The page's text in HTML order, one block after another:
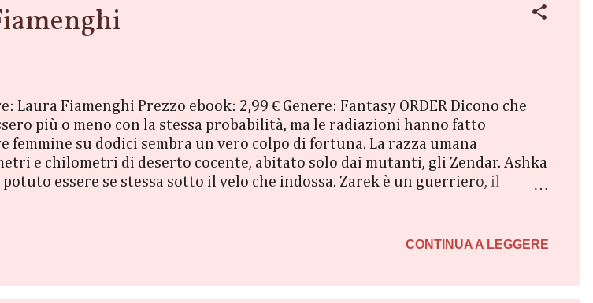
Fiamenghi Prezzo ebook: 2,99 € Genere: Fantasy ORDER Dicono che
più o meno con la stessa probabilità, ma le radiazioni hanno fatto
su dodici sembra un vero colpo di fortuna. La razza umana
e chilometri di deserto cocente, abitato solo dai mutanti, gli Zendar. Ashka
essere se stessa sotto il velo che indossa. Zarek è un guerriero, il
da leggi spietate? Zendar è il primo romanzo della ‘Stars and Sand
CONTINUA A LEGGERE